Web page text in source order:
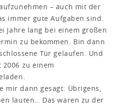
– auch mit der
immer gute Aufgaben sind.
Jahre lang bei einem großen
zu bekommen. Bin dann
Tür gelaufen. Und
zu einem
mir dann gesagt: Übrigens,
lauten… Das waren zu der